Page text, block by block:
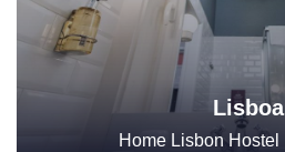
Lisboa
Home Lisbon Hostel